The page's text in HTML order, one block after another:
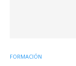
FORMACIÓN